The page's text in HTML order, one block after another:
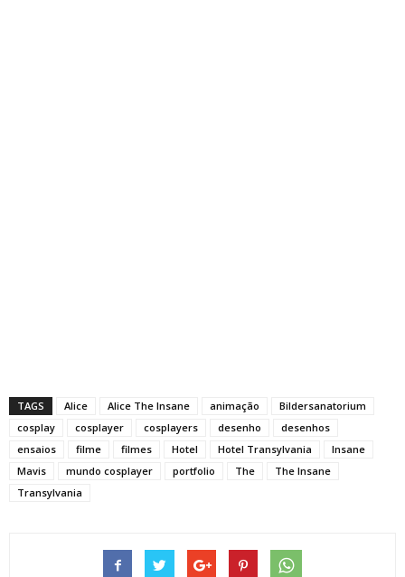
TAGS Alice Alice The Insane animação
Bildersanatorium
cosplay
cosplayer cosplayers desenho
desenhos
ensaios
filme filmes Hotel Hotel Transylvania
Insane
Mavis
mundo cosplayer portfolio The
The Insane
Transylvania